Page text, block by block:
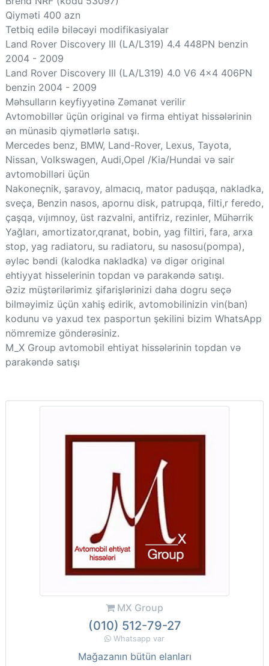
Qiyməti 400 azn
Tetbiq edilə biləcəyi modifikasiyalar
Land Rover Discovery III (LA/L319) 4.4 448PN benzin
2004 - 2009
Land Rover Discovery III (LA/L319) 4.0 V6 4x4 406PN
benzin 2004 - 2009
Məhsulların keyfiyyətinə Zəmanət verilir
Avtomobillər üçün original və firma ehtiyat hissələrinin
ən münasib qiymətlərlə satışı.
Mercedes benz, BMW, Land-Rover, Lexus, Tayota,
Nissan, Volkswagen, Audi,Opel /Kia/Hundai və sair
avtomobilləri üçün
Nakoneçnik, şaravoy, almacıq, mator paduşqa, nakladka,
sveça, Benzin nasos, apornu disk, patrupqa, filti,r feredo,
çaşqa, vıjımnoy, üst razvalni, antifriz, rezinler, Mühərrik
Yağları, amortizator,qranat, bobin, yag filtiri, fara, arxa
stop, yag radiatoru, su radiatoru, su nasosu(pompa),
əyləc bəndi (kalodka nakladka) və digər original
ehtiyyat hisselerinin topdan və parakəndə satışı.
Əziz müştərilərimiz şifarişlərinizi daha dogru seçə
bilməyimiz üçün xahiş edirik, avtomobilinizin vin(ban)
kodunu və yaxud tex pasportun şekilini bizim WhatsApp
nömremize gönderəsiniz.
M_X Group avtomobil ehtiyat hissələrinin topdan və
parakəndə satışı
MX Group
(010) 512-79-27
Whatsapp var
Mağazanın bütün elanları